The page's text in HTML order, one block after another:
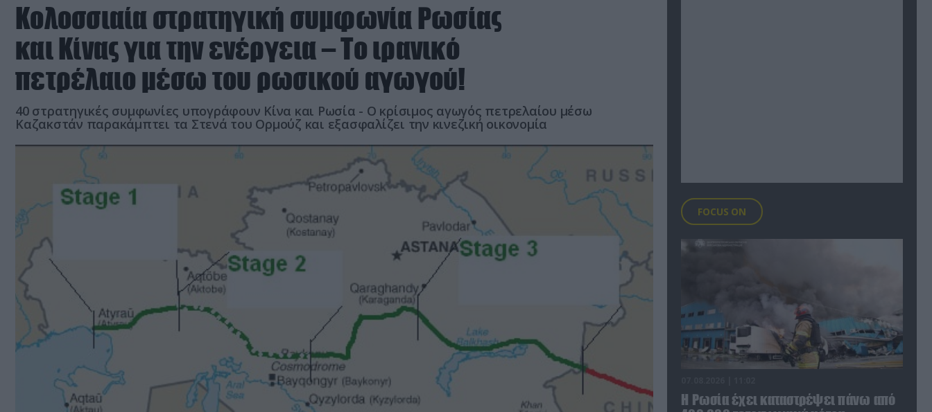
Κολοσσιαία στρατηγική συμφωνία Ρωσίας
και Κίνας για την ενέργεια – Το ιρανικό
πετρέλαιο μέσω του ρωσικού αγωγού!
40 στρατηγικές συμφωνίες υπογράφουν Κίνα και Ρωσία - Ο κρίσιμος αγωγός πετρελαίου μέσω
Καζακστάν παρακάμπτει τα Στενά του Ορμούζ και εξασφαλίζει την κινεζική οικονομία
FOCUS ON
Η Ρωσία έχει καταστρέψει πάνω από